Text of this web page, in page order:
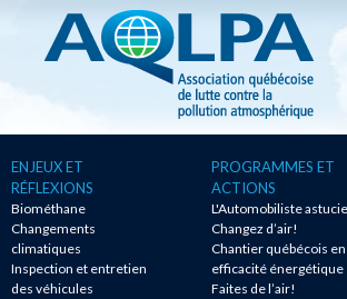
ENJEUX ET
RÉFLEXIONS
Biométhane
Changements
climatiques
Inspection et entretien
des véhicules
PROGRAMMES ET
ACTIONS
L'Automobiliste
Changez d’air!
Chantier québécois en
efficacité énergétique
Faites de l’air!